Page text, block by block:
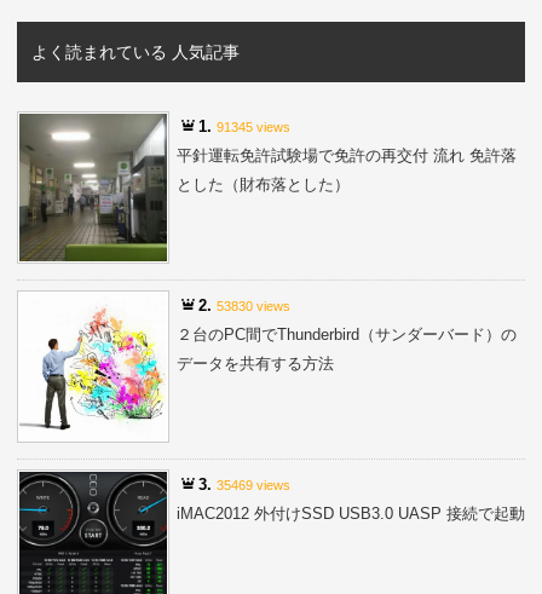
よく読まれている 人気記事
1.91345 views
平針運転免許試験場で免許の再交付 流れ 免許落
とした（財布落とした）
2.53830 views
２台のPC間でThunderbird（サンダーバード）の
データを共有する方法
3.35469 views
iMAC2012 外付けSSD USB3.0 UASP 接続で起動